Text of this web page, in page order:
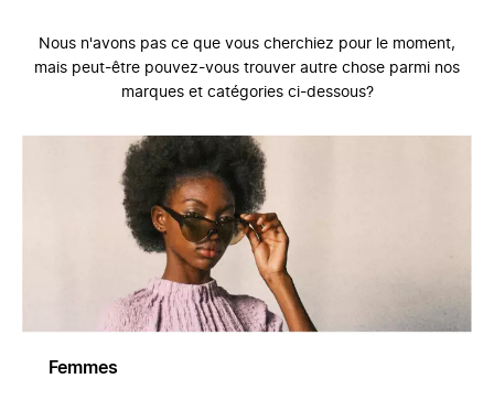
Nous n'avons pas ce que vous cherchiez pour le moment,
mais peut-être pouvez-vous trouver autre chose parmi nos
marques et catégories ci-dessous?
Femmes